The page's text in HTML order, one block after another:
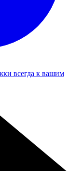
всегда к вашим